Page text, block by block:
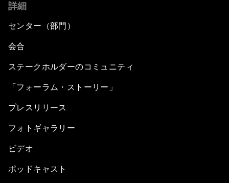
詳細
センター（部門）
会合
ステークホルダーのコミュニティ
「フォーラム・ストーリー」
プレスリリース
フォトギャラリー
ビデオ
ポッドキャスト